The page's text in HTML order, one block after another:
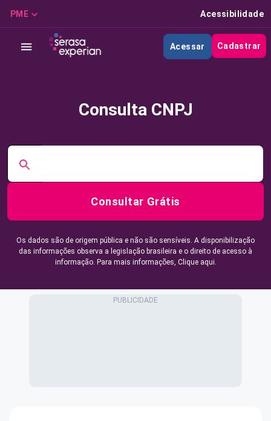
PME Acessibilidade
Acessar Cadastrar
Consulta CNPJ
Consultar Grátis
Os dados são de origem pública e não são sensíveis. A disponibilização
das informações observa a legislação brasileira e o direito de acesso à
informação. Para mais informações, Clique aqui.